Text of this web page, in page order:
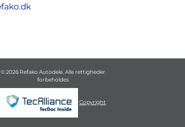
© 2026 Refako Autodele. Alle rettigheder
forbeholdes
Copyright